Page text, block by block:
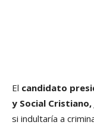
El candidato
y Social
si indultaría a